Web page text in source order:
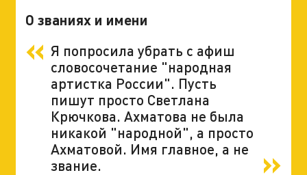
О званиях и имени
Я попросила убрать с афиш
словосочетание "народная
артистка России". Пусть
пишут просто Светлана
Крючкова. Ахматова не была
никакой "народной", а просто
Ахматовой. Имя главное, а не
звание.